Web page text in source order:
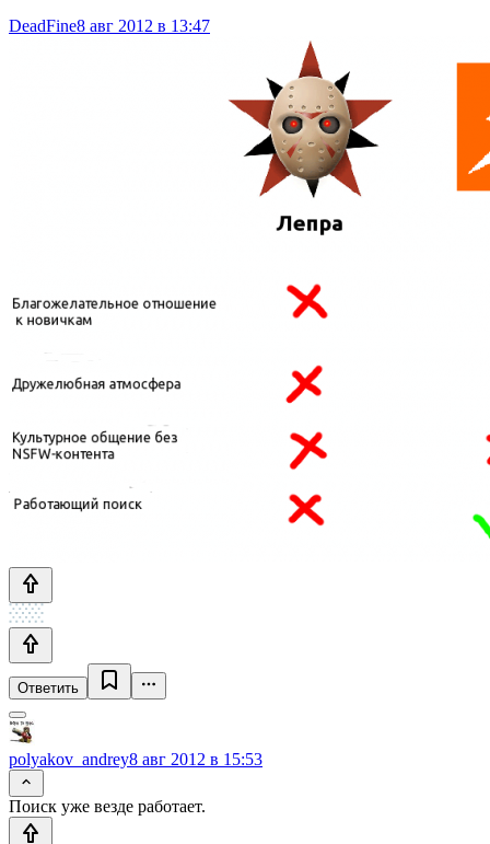
DeadFine8 авг 2012 в 13:47
Ответить
polyakov_andrey8 авг 2012 в 15:53
Поиск уже везде работает.